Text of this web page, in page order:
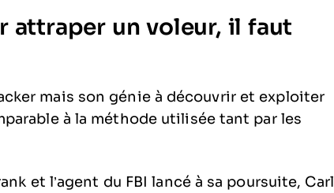
attraper un voleur, il faut
mais son génie à découvrir et exploiter
à la méthode utilisée tant par les
et l’agent du FBI lancé à sa poursuite, Carl